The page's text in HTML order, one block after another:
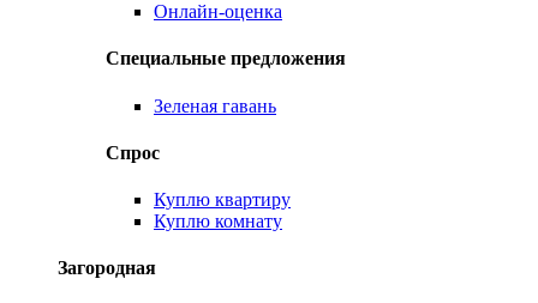
Онлайн-оценка
Специальные предложения
Зеленая гавань
Спрос
Куплю квартиру
Куплю комнату
Загородная